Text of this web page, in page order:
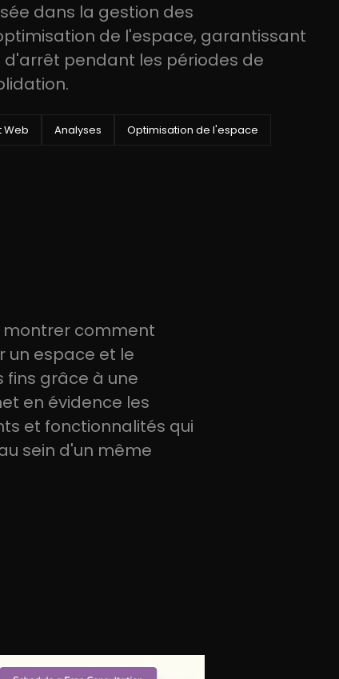
dans la gestion des
de l'espace, garantissant
pendant les périodes de
Web Analyses Optimisation de l'espace
montrer comment
un espace et le
grâce à une
en évidence les
et fonctionnalités qui
sein d'un même